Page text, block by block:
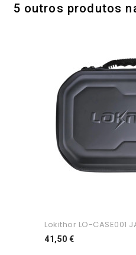
5 outros produtos
Lokithor LO-CASE001
41,50 €Preço